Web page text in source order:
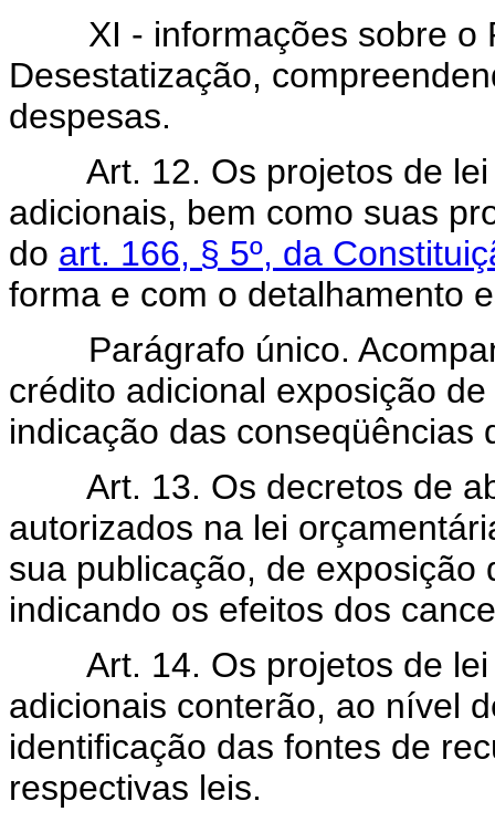
XI - informações sobre o
Desestatização,
despesas.
Art. 12. Os projetos de
adicionais, bem como suas
do art. 166, § 5º, da
forma e com o detalhamento
Parágrafo único.
crédito adicional exposição
indicação das conseqüências
Art. 13. Os decretos de
autorizados na lei
sua publicação, de exposição
indicando os efeitos dos
Art. 14. Os projetos de
adicionais conterão, ao nível
identificação das fontes de
respectivas leis.